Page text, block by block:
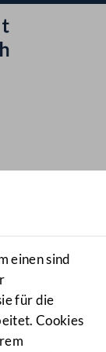
einen sind
für die
Cookies